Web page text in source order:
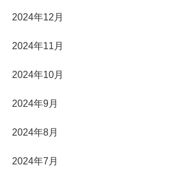
2024年12月
2024年11月
2024年10月
2024年9月
2024年8月
2024年7月